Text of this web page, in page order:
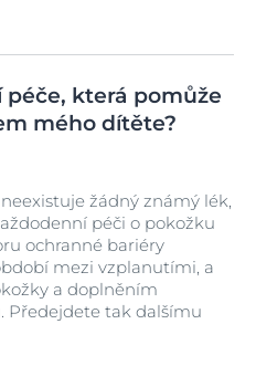
která pomůže
mého dítěte?
žádný známý lék,
péči o pokožku
ochranné bariéry
mezi vzplanutími, a
a doplněním
Předejdete tak dalšímu